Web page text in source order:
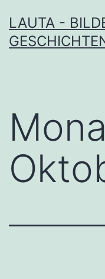
Inhalt
springen
LAUTA -